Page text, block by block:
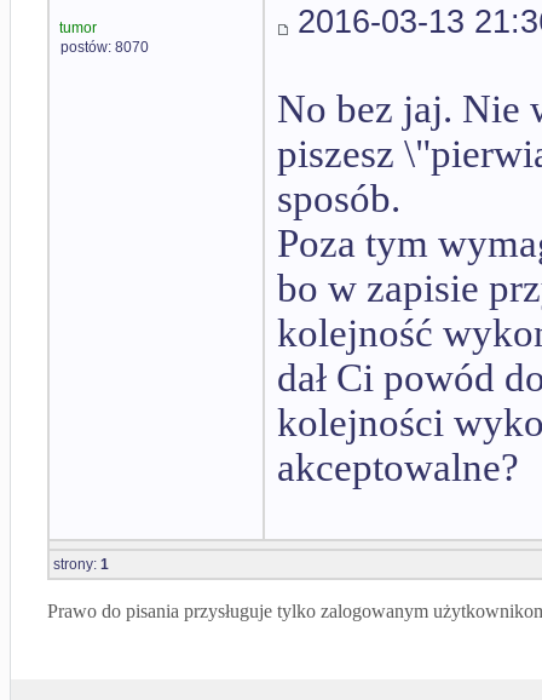
tumor
postów: 8070
2016-03-13
No bez jaj. Nie
piszesz
sposób.
Poza tym
bo w zapisie
kolejność
dał Ci powód
kolejności
akceptowalne?
strony: 1
Prawo do pisania przysługuje tylko zalogowanym